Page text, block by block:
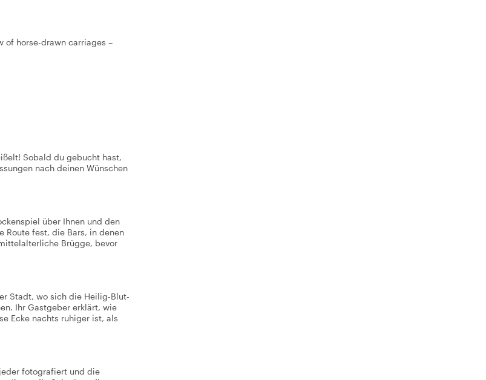
of horse-drawn carriages –
Sobald du gebucht hast,
nach deinen Wünschen
über Ihnen und den
Route fest, die Bars, in denen
Brügge, bevor
Stadt, wo sich die Heilig-Blut-
Ihr Gastgeber erklärt, wie
Ecke nachts ruhiger ist, als
fotografiert und die